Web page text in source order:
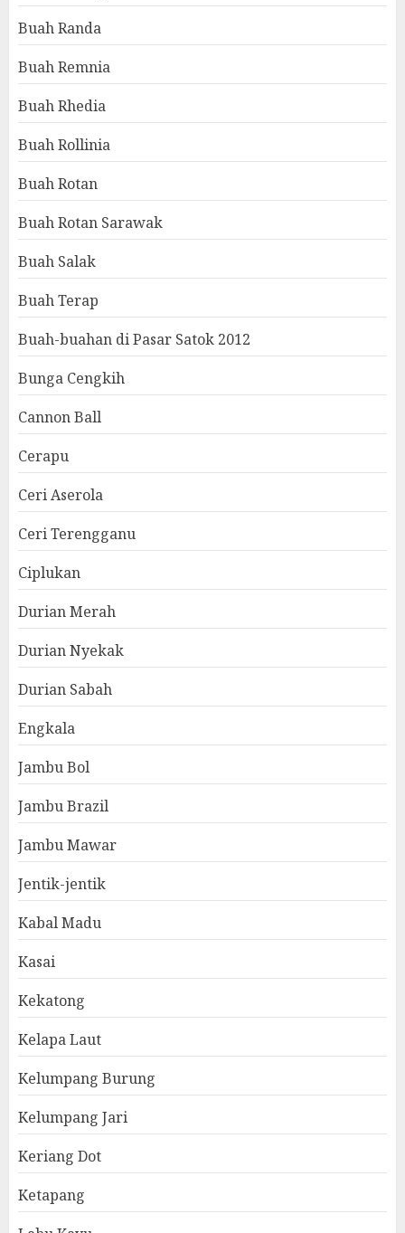
Buah Randa
Buah Remnia
Buah Rhedia
Buah Rollinia
Buah Rotan
Buah Rotan Sarawak
Buah Salak
Buah Terap
Buah-buahan di Pasar Satok 2012
Bunga Cengkih
Cannon Ball
Cerapu
Ceri Aserola
Ceri Terengganu
Ciplukan
Durian Merah
Durian Nyekak
Durian Sabah
Engkala
Jambu Bol
Jambu Brazil
Jambu Mawar
Jentik-jentik
Kabal Madu
Kasai
Kekatong
Kelapa Laut
Kelumpang Burung
Kelumpang Jari
Keriang Dot
Ketapang